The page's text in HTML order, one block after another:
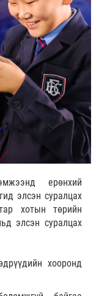
ерөнхий
элсэн суралцах
хотын төрийн
элсэн суралцах
хооронд